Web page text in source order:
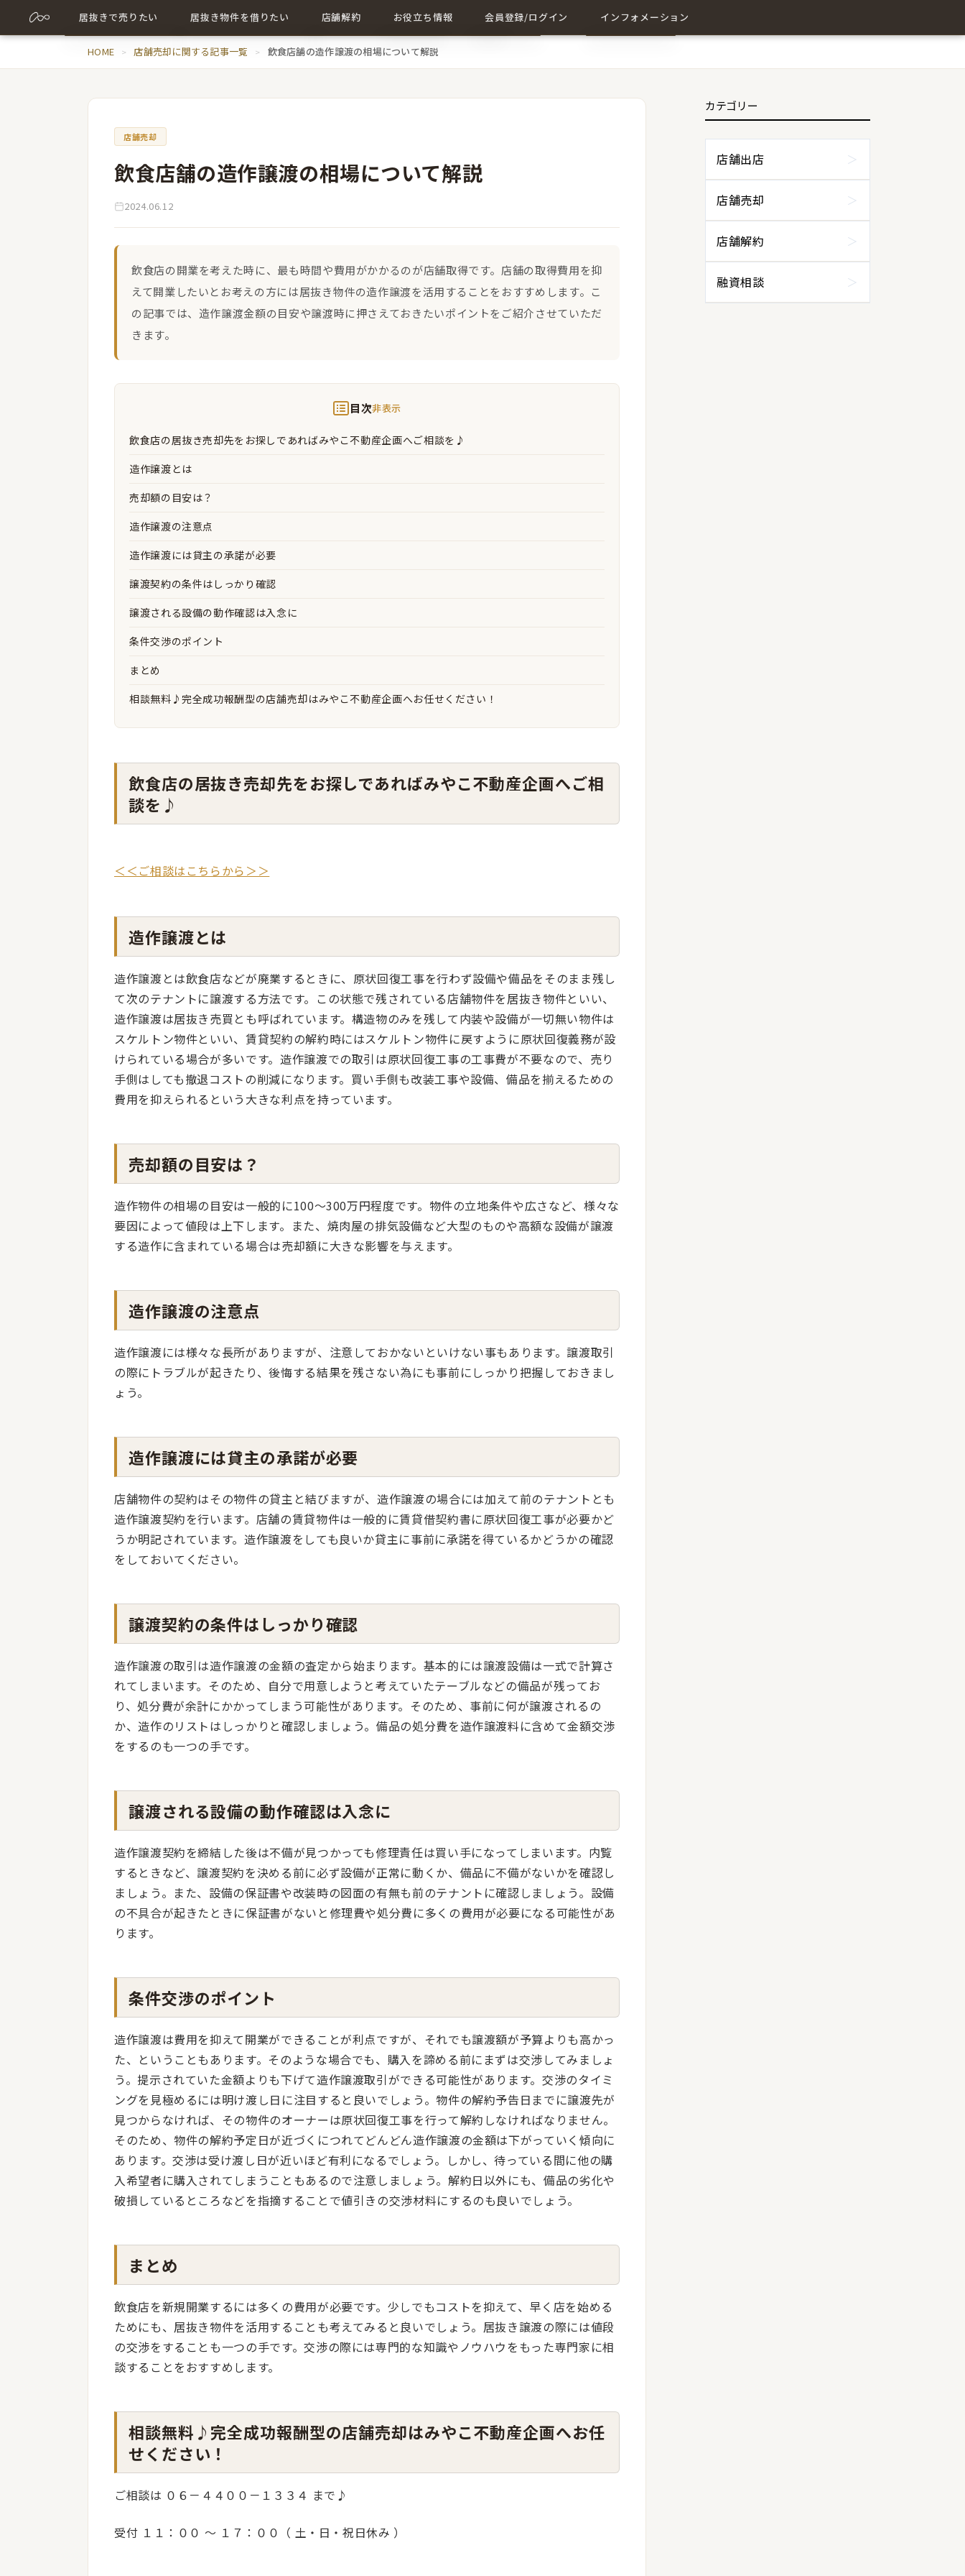
居抜きで売りたい
売却について詳しく
居抜き物件を借りたい
居抜き物件について詳しく
店舗解約
店舗解約について詳しく
お役立ち情報
店舗に関する記事一覧
会員登録/ログイン インフォメーション
HOME 店舗売却に関する記事一覧 飲食店舗の造作譲渡の相場について解説
店舗売却
飲食店舗の造作譲渡の相場について解説
2024.06.12
飲食店の開業を考えた時に、最も時間や費用がかかるのが店舗取得です。店舗の取得費用を抑
えて開業したいとお考えの方には居抜き物件の造作譲渡を活用することをおすすめします。こ
の記事では、造作譲渡金額の目安や譲渡時に押さえておきたいポイントをご紹介させていただ
きます。
目次非表示
飲食店の居抜き売却先をお探しであればみやこ不動産企画へご相談を♪
造作譲渡とは
売却額の目安は？
造作譲渡の注意点
造作譲渡には貸主の承諾が必要
譲渡契約の条件はしっかり確認
譲渡される設備の動作確認は入念に
条件交渉のポイント
まとめ
相談無料♪完全成功報酬型の店舗売却はみやこ不動産企画へお任せください！
飲食店の居抜き売却先をお探しであればみやこ不動産企画へご相
談を♪
＜＜ご相談はこちらから＞＞
造作譲渡とは
造作譲渡とは飲食店などが廃業するときに、原状回復工事を行わず設備や備品をそのまま残し
て次のテナントに譲渡する方法です。この状態で残されている店舗物件を居抜き物件といい、
造作譲渡は居抜き売買とも呼ばれています。構造物のみを残して内装や設備が一切無い物件は
スケルトン物件といい、賃貸契約の解約時にはスケルトン物件に戻すように原状回復義務が設
けられている場合が多いです。造作譲渡での取引は原状回復工事の工事費が不要なので、売り
手側はしても撤退コストの削減になります。買い手側も改装工事や設備、備品を揃えるための
費用を抑えられるという大きな利点を持っています。
売却額の目安は？
造作物件の相場の目安は一般的に100〜300万円程度です。物件の立地条件や広さなど、様々な
要因によって値段は上下します。また、焼肉屋の排気設備など大型のものや高額な設備が譲渡
する造作に含まれている場合は売却額に大きな影響を与えます。
造作譲渡の注意点
造作譲渡には様々な長所がありますが、注意しておかないといけない事もあります。譲渡取引
の際にトラブルが起きたり、後悔する結果を残さない為にも事前にしっかり把握しておきまし
ょう。
造作譲渡には貸主の承諾が必要
店舗物件の契約はその物件の貸主と結びますが、造作譲渡の場合には加えて前のテナントとも
造作譲渡契約を行います。店舗の賃貸物件は一般的に賃貸借契約書に原状回復工事が必要かど
うか明記されています。造作譲渡をしても良いか貸主に事前に承諾を得ているかどうかの確認
をしておいてください。
譲渡契約の条件はしっかり確認
造作譲渡の取引は造作譲渡の金額の査定から始まります。基本的には譲渡設備は一式で計算さ
れてしまいます。そのため、自分で用意しようと考えていたテーブルなどの備品が残ってお
り、処分費が余計にかかってしまう可能性があります。そのため、事前に何が譲渡されるの
か、造作のリストはしっかりと確認しましょう。備品の処分費を造作譲渡料に含めて金額交渉
をするのも一つの手です。
譲渡される設備の動作確認は入念に
造作譲渡契約を締結した後は不備が見つかっても修理責任は買い手になってしまいます。内覧
するときなど、譲渡契約を決める前に必ず設備が正常に動くか、備品に不備がないかを確認し
ましょう。また、設備の保証書や改装時の図面の有無も前のテナントに確認しましょう。設備
の不具合が起きたときに保証書がないと修理費や処分費に多くの費用が必要になる可能性があ
ります。
条件交渉のポイント
造作譲渡は費用を抑えて開業ができることが利点ですが、それでも譲渡額が予算よりも高かっ
た、ということもあります。そのような場合でも、購入を諦める前にまずは交渉してみましょ
う。提示されていた金額よりも下げて造作譲渡取引ができる可能性があります。交渉のタイミ
ングを見極めるには明け渡し日に注目すると良いでしょう。物件の解約予告日までに譲渡先が
見つからなければ、その物件のオーナーは原状回復工事を行って解約しなければなりません。
そのため、物件の解約予定日が近づくにつれてどんどん造作譲渡の金額は下がっていく傾向に
あります。交渉は受け渡し日が近いほど有利になるでしょう。しかし、待っている間に他の購
入希望者に購入されてしまうこともあるので注意しましょう。解約日以外にも、備品の劣化や
破損しているところなどを指摘することで値引きの交渉材料にするのも良いでしょう。
まとめ
飲食店を新規開業するには多くの費用が必要です。少しでもコストを抑えて、早く店を始める
ためにも、居抜き物件を活用することも考えてみると良いでしょう。居抜き譲渡の際には値段
の交渉をすることも一つの手です。交渉の際には専門的な知識やノウハウをもった専門家に相
談することをおすすめします。
相談無料♪完全成功報酬型の店舗売却はみやこ不動産企画へお任
せください！
ご相談は ０６－４４００－１３３４ まで♪
受付 １１：００ 〜 １７：００（ 土・日・祝日休み ）
カテゴリー
店舗出店
店舗売却
店舗解約
融資相談